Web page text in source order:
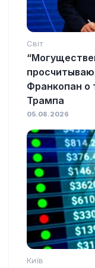
Світ
Франкопан о
Трампа
05.08.2026
Київ